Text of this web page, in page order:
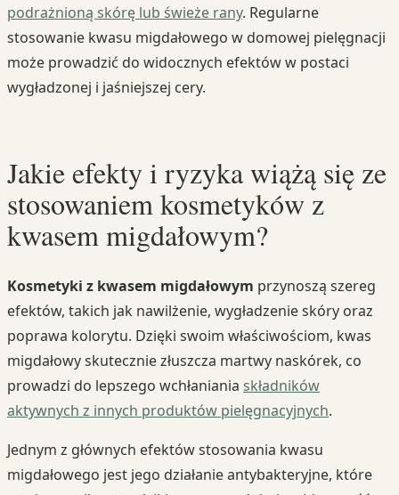
podrażnioną skórę lub świeże rany. Regularne
stosowanie kwasu migdałowego w domowej pielęgnacji
może prowadzić do widocznych efektów w postaci
wygładzonej i jaśniejszej cery.
Jakie efekty i ryzyka wiążą się ze
stosowaniem kosmetyków z
kwasem migdałowym?
Kosmetyki z kwasem migdałowym przynoszą szereg
efektów, takich jak nawilżenie, wygładzenie skóry oraz
poprawa kolorytu. Dzięki swoim właściwościom, kwas
migdałowy skutecznie złuszcza martwy naskórek, co
prowadzi do lepszego wchłaniania składników
aktywnych z innych produktów pielęgnacyjnych.
Jednym z głównych efektów stosowania kwasu
migdałowego jest jego działanie antybakteryjne, które